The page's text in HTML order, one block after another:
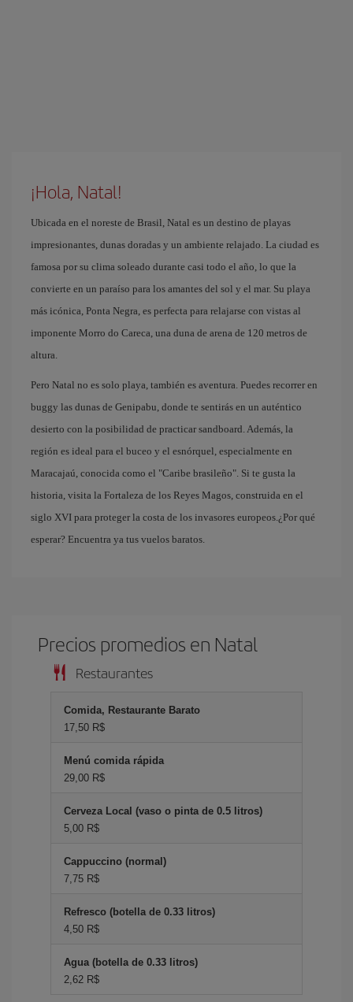
¡Hola, Natal!
Ubicada en el noreste de Brasil, Natal es un destino de playas
impresionantes, dunas doradas y un ambiente relajado. La ciudad es
famosa por su clima soleado durante casi todo el año, lo que la
convierte en un paraíso para los amantes del sol y el mar. Su playa
más icónica, Ponta Negra, es perfecta para relajarse con vistas al
imponente Morro do Careca, una duna de arena de 120 metros de
altura.
Pero Natal no es solo playa, también es aventura. Puedes recorrer en
buggy las dunas de Genipabu, donde te sentirás en un auténtico
desierto con la posibilidad de practicar sandboard. Además, la
región es ideal para el buceo y el esnórquel, especialmente en
Maracajaú, conocida como el "Caribe brasileño". Si te gusta la
historia, visita la Fortaleza de los Reyes Magos, construida en el
siglo XVI para proteger la costa de los invasores europeos.¿Por qué
esperar? Encuentra ya tus vuelos baratos.
Precios promedios en Natal
Restaurantes
Comida, Restaurante Barato
17,50 R$
Menú comida rápida
29,00 R$
Cerveza Local (vaso o pinta de 0.5 litros)
5,00 R$
Cappuccino (normal)
7,75 R$
Refresco (botella de 0.33 litros)
4,50 R$
Agua (botella de 0.33 litros)
2,62 R$